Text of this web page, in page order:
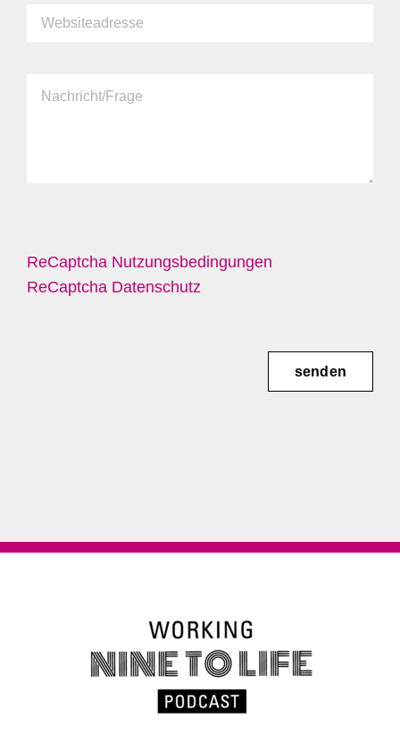
ReCaptcha Nutzungsbedingungen
ReCaptcha Datenschutz
senden